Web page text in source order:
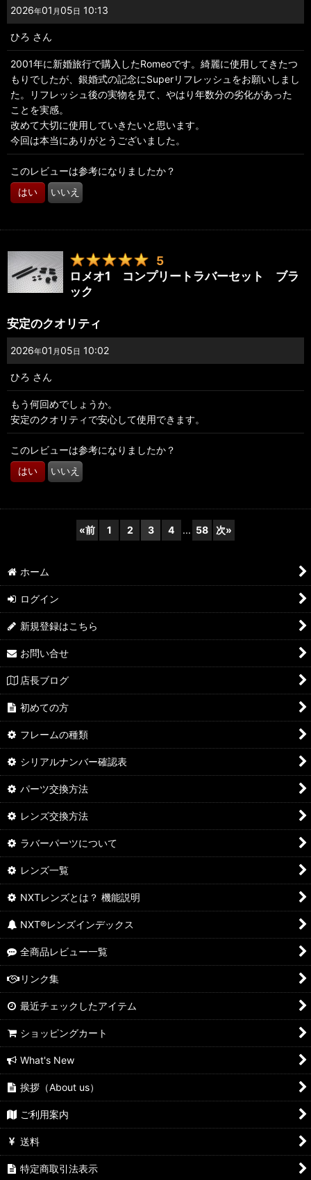
2026年01 月 05 日 10:13
ひろ さん
2001年に新婚旅行で購入したRomeoです。綺麗に使用してきたつ
もりでしたが、銀婚式の記念にSuperリフレッシュをお願いしまし
た。リフレッシュ後の実物を見て、やはり年数分の劣化があった
ことを実感。
改めて大切に使用していきたいと思います。
今回は本当にありがとうございました。
このレビューは参考になりましたか？
はい いいえ
5
ロメオ1 コンプリートラバーセット ブラ
ック
安定のクオリティ
2026年01 月 05 日 10:02
ひろ さん
もう何回めでしょうか。
安定のクオリティで安心して使用できます。
このレビューは参考になりましたか？
はい いいえ
«前 1 2 3 4 ... 58 次»
ホーム
ログイン
新規登録はこちら
お問い合せ
店長ブログ
初めての方
フレームの種類
シリアルナンバー確認表
パーツ交換方法
レンズ交換方法
ラバーパーツについて
レンズ一覧
NXTレンズとは？ 機能説明
NXT®レンズインデックス
全商品レビュー一覧
リンク集
最近チェックしたアイテム
ショッピングカート
What's New
挨拶（About us）
ご利用案内
送料
特定商取引法表示